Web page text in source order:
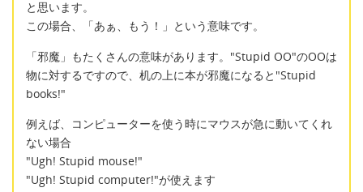
と思います。
この場合、「あぁ、もう！」という意味です。
「邪魔」もたくさんの意味があります。"Stupid OO"のOOは
物に対するですので、机の上に本が邪魔になると"Stupid
books!"
例えば、コンピューターを使う時にマウスが急に動いてくれ
ない場合
"Ugh! Stupid mouse!"
"Ugh! Stupid computer!"が使えます